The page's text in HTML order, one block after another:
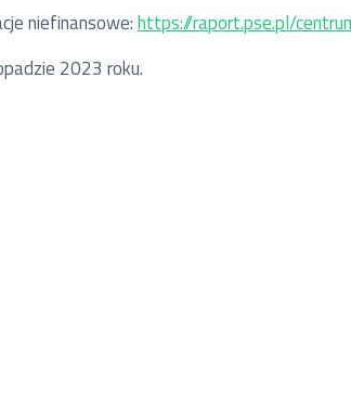
niefinansowe:https://raport.pse.pl/
2023 roku.